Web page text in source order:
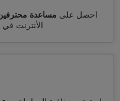
احصل على مساعدة
الأنترنت